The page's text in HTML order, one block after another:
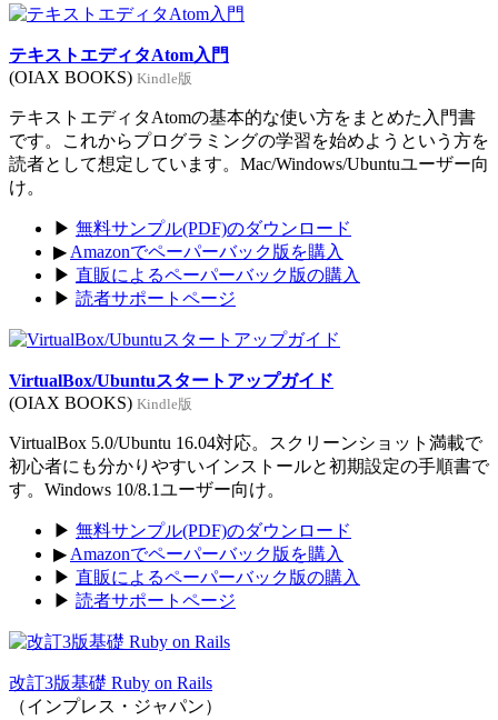
テキストエディタAtom入門
(OIAX BOOKS) Kindle版
テキストエディタAtomの基本的な使い方をまとめた入門書
です。これからプログラミングの学習を始めようという方を
読者として想定しています。Mac/Windows/Ubuntuユーザー向
け。
▶ 無料サンプル(PDF)のダウンロード
▶ Amazonでペーパーバック版を購入
▶ 直販によるペーパーバック版の購入
▶ 読者サポートページ
VirtualBox/Ubuntuスタートアップガイド
(OIAX BOOKS) Kindle版
VirtualBox 5.0/Ubuntu 16.04対応。スクリーンショット満載で
初心者にも分かりやすいインストールと初期設定の手順書で
す。Windows 10/8.1ユーザー向け。
▶ 無料サンプル(PDF)のダウンロード
▶ Amazonでペーパーバック版を購入
▶ 直販によるペーパーバック版の購入
▶ 読者サポートページ
改訂3版基礎 Ruby on Rails
（インプレス・ジャパン）